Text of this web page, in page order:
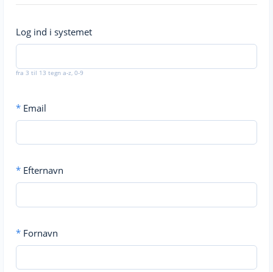
Log ind i systemet
fra 3 til 13 tegn a-z, 0-9
* Email
* Efternavn
* Fornavn